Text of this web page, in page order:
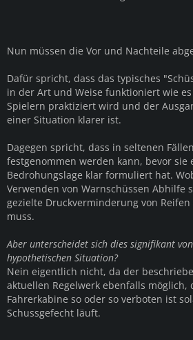
Nun müssen die Vor und Nachteile
Dafür spricht, dass das typisches
in der Art und Weise funktioniert wie
Spielern praktiziert wird und der
einer Situation klarer ist.
Dagegen spricht, dass in seltenen
festgenommen werden kann, bevor sie
Bedrohungslage klar formuliert hat.
Verwenden von Warnschüssen Abhilfe
gezielte Druckverminderung von
muss.
Aber unterscheidet sich dies signifikant
hypothetischen Situation?
Nein eigentlich nicht, da der
aktuellen Regelwerk ebenfalls möglich,
Fahrerkabine so oder so verboten ist
Schussgefecht läuft.